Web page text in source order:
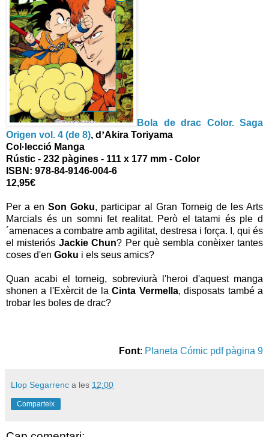
Bola de drac Color. Saga
Origen vol. 4 (de 8), d ’Akira Toriyama
Col·lecció Manga
Rústic - 232 pàgines - 111 x 177 mm - Color
ISBN: 978-84-9146-004-6
12,95€
Per a enSon Goku, participar al Gran Torneig de les Arts
Marcials és un somni fet realitat. Però el tatami és ple d
´amenaces a combatre amb agilitat, destresa i força. I, qui és
el misteriós Jackie Chun? Per què sembla conèixer tantes
coses d'en Goku i els seus amics?
Quan acabi el torneig, sobreviurà l'heroi d'aquest manga
shonen a l'Exèrcit de laCinta Vermella, disposats també a
trobar les boles de drac?
Font: Planeta Cómic pdf pàgina 9
Llop Segarrenc a les 12:00
Comparteix